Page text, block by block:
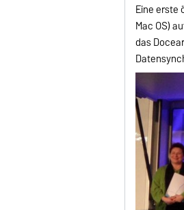
Eine erste
Mac OS)
das